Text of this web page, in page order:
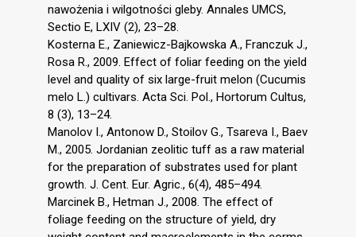
nawożenia i wilgotności gleby. Annales UMCS,
Sectio E, LXIV (2), 23–28.
Kosterna E., Zaniewicz-Bajkowska A., Franczuk J.,
Rosa R., 2009. Effect of foliar feeding on the yield
level and quality of six large-fruit melon (Cucumis
melo L.) cultivars. Acta Sci. Pol., Hortorum Cultus,
8 (3), 13–24.
Manolov I., Antonow D., Stoilov G., Tsareva I., Baev
M., 2005. Jordanian zeolitic tuff as a raw material
for the preparation of substrates used for plant
growth. J. Cent. Eur. Agric., 6(4), 485–494.
Marcinek B., Hetman J., 2008. The effect of
foliage feeding on the structure of yield, dry